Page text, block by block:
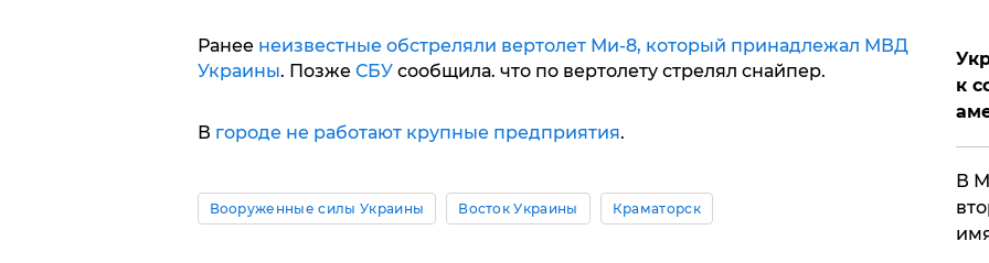
Ранее неизвестные обстреляли вертолет Ми-8, который принадлежал МВД
Украины. Позже СБУсообщила. что по вертолету стрелял снайпер.
В городе не работают крупные предприятия.
Вооруженные силы Украины Восток Украины Краматорск
к
В